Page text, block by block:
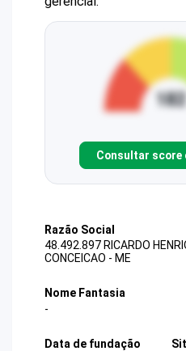
Consultar score
Razão Social
48.492.897 RICARDO
CONCEICAO - ME
Nome Fantasia
-
Data de fundação